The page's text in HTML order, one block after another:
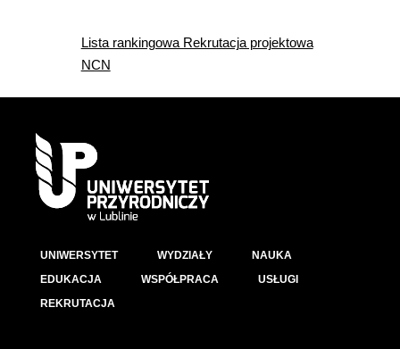
Lista rankingowa Rekrutacja projektowa
NCN
UNIWERSYTET WYDZIAŁY
NAUKA
EDUKACJA
WSPÓŁPRACA
USŁUGI
REKRUTACJA